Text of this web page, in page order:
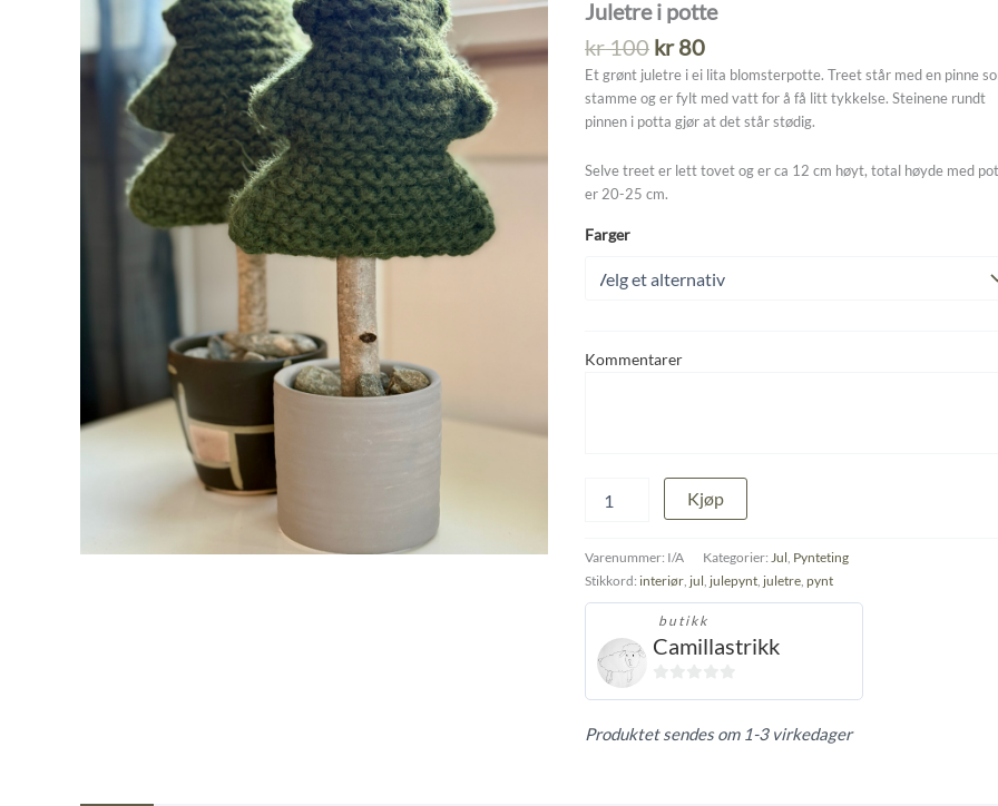
Juletre i potte
kr100 Opprinnelig
pris
var:
kr 100.
kr80Nåværende
pris
er:
kr 80.
Et grønt juletre i ei lita blomsterpotte. Treet står med en pinne
stamme og er fylt med vatt for å få litt tykkelse. Steinene rundt
pinnen i potta gjør at det står stødig.
Selve treet er lett tovet og er ca 12 cm høyt, total høyde med
er 20-25 cm.
Farger
Kommentarer
antall
Kjøp
Varenummer: I/A Kategorier: Jul Pynteting
Stikkord: interiør jul julepynt juletre pynt
butikk
Camillastrikk
av
Produktet sendes om 1-3 virkedager